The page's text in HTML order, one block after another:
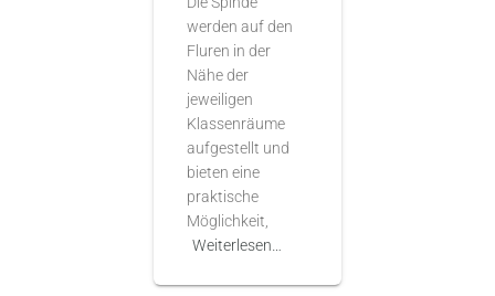
werden auf den
Fluren in der
Nähe der
jeweiligen
Klassenräume
aufgestellt und
bieten eine
praktische
Möglichkeit,
Weiterlesen…